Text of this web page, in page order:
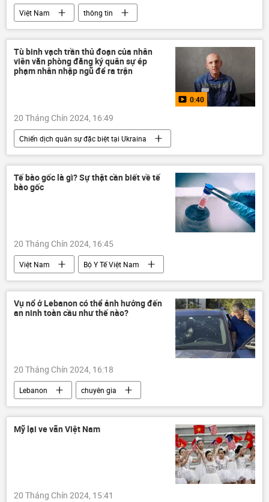
Việt Nam
thông tin
Mưa bão, lũ lụt lịch sử, thiên tai kinh hoàng ở Việt Nam
thiên tai
lũ lụt Quảng Bình
Tù binh vạch trần thủ đoạn của nhân
viên văn phòng đăng ký quân sự ép
phạm nhân nhập ngũ để ra trận
0:40
20 Tháng Chín 2024, 16:49
Chiến dịch quân sự đặc biệt tại Ukraina
Cuộc khủng hoảng ở Ukraina
Ukraina
Video từ Ukraina
chiến tranh
huy động quân
Tế bào gốc là gì? Sự thật cần biết về tế
bào gốc
20 Tháng Chín 2024, 16:45
Việt Nam
Bộ Y Tế Việt Nam
Thế giới
Khoa học
Vụ nổ ở Lebanon có thể ảnh hưởng đến
an ninh toàn cầu như thế nào?
20 Tháng Chín 2024, 16:18
Lebanon
chuyên gia
Quan điểm-Ý kiến
Israel
xung đột quân sự
Mỹ lại ve vãn Việt Nam
20 Tháng Chín 2024, 15:41